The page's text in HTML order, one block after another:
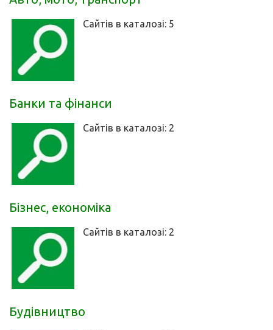
Сайтів в каталозі: 5
Банки та фінанси
Сайтів в каталозі: 2
Бізнес, економіка
Сайтів в каталозі: 2
Будівництво